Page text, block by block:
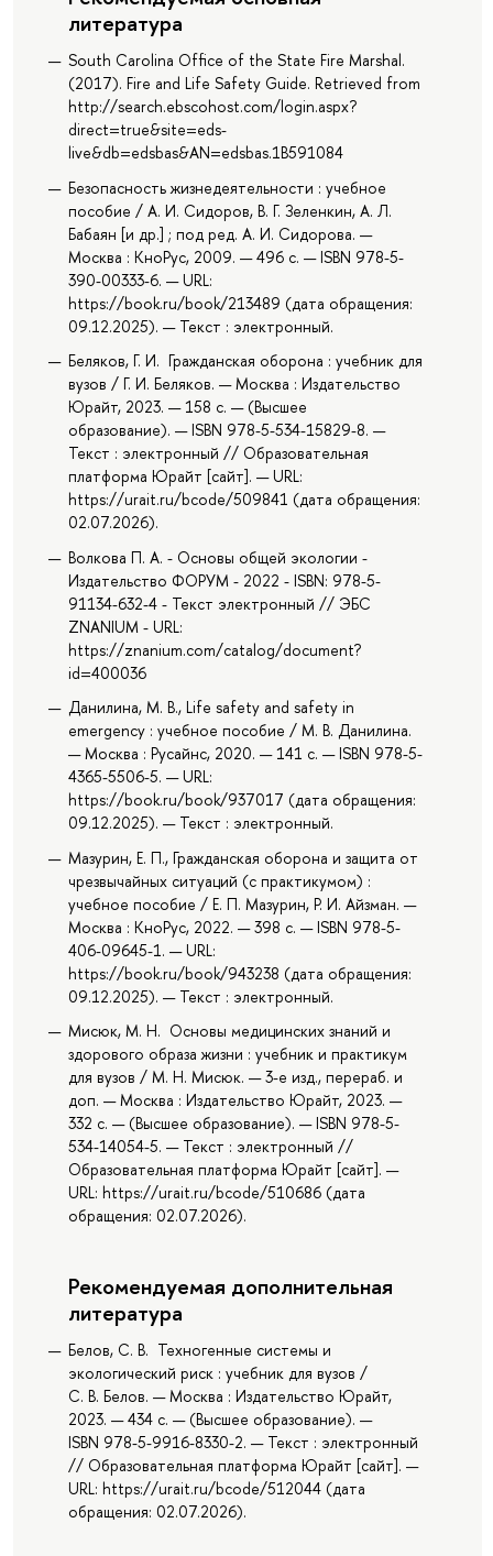
литература
South Carolina Office of the State Fire Marshal.
(2017). Fire and Life Safety Guide. Retrieved from
http://search.ebscohost.com/login.aspx?
direct=true&site=eds-
live&db=edsbas&AN=edsbas.1B591084
Безопасность жизнедеятельности : учебное
пособие / А. И. Сидоров, В. Г. Зеленкин, А. Л.
Бабаян [и др.] ; под ред. А. И. Сидорова. —
Москва : КноРус, 2009. — 496 с. — ISBN 978-5-
390-00333-6. — URL:
https://book.ru/book/213489 (дата обращения:
09.12.2025). — Текст : электронный.
Беляков, Г. И. Гражданская оборона : учебник для
вузов / Г. И. Беляков. — Москва : Издательство
Юрайт, 2023. — 158 с. — (Высшее
образование). — ISBN 978-5-534-15829-8. —
Текст : электронный // Образовательная
платформа Юрайт [сайт]. — URL:
https://urait.ru/bcode/509841 (дата обращения:
02.07.2026).
Волкова П. А. - Основы общей экологии -
Издательство ФОРУМ - 2022 - ISBN: 978-5-
91134-632-4 - Текст электронный // ЭБС
ZNANIUM - URL:
https://znanium.com/catalog/document?
id=400036
Данилина, М. В., Life safety and safety in
emergency : учебное пособие / М. В. Данилина.
— Москва : Русайнс, 2020. — 141 с. — ISBN 978-5-
4365-5506-5. — URL:
https://book.ru/book/937017 (дата обращения:
09.12.2025). — Текст : электронный.
Мазурин, Е. П., Гражданская оборона и защита от
чрезвычайных ситуаций (с практикумом) :
учебное пособие / Е. П. Мазурин, Р. И. Айзман. —
Москва : КноРус, 2022. — 398 с. — ISBN 978-5-
406-09645-1. — URL:
https://book.ru/book/943238 (дата обращения:
09.12.2025). — Текст : электронный.
Мисюк, М. Н. Основы медицинских знаний и
здорового образа жизни : учебник и практикум
для вузов / М. Н. Мисюк. — 3-е изд., перераб. и
доп. — Москва : Издательство Юрайт, 2023. —
332 с. — (Высшее образование). — ISBN 978-5-
534-14054-5. — Текст : электронный //
Образовательная платформа Юрайт [сайт]. —
URL: https://urait.ru/bcode/510686 (дата
обращения: 02.07.2026).
Рекомендуемая дополнительная
литература
Белов, С. В. Техногенные системы и
экологический риск : учебник для вузов /
С. В. Белов. — Москва : Издательство Юрайт,
2023. — 434 с. — (Высшее образование). —
ISBN 978-5-9916-8330-2. — Текст : электронный
// Образовательная платформа Юрайт [сайт]. —
URL: https://urait.ru/bcode/512044 (дата
обращения: 02.07.2026).